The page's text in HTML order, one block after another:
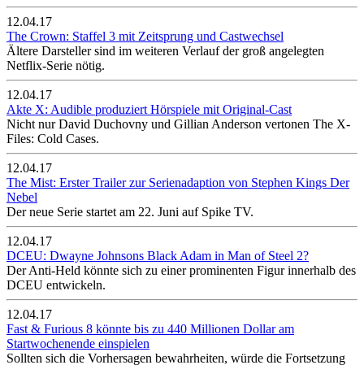
12.04.17
The Crown: Staffel 3 mit Zeitsprung und Castwechsel
Ältere Darsteller sind im weiteren Verlauf der groß angelegten
Netflix-Serie nötig.
12.04.17
Akte X: Audible produziert Hörspiele mit Original-Cast
Nicht nur David Duchovny und Gillian Anderson vertonen The X-
Files: Cold Cases.
12.04.17
The Mist: Erster Trailer zur Serienadaption von Stephen Kings Der
Nebel
Der neue Serie startet am 22. Juni auf Spike TV.
12.04.17
DCEU: Dwayne Johnsons Black Adam in Man of Steel 2?
Der Anti-Held könnte sich zu einer prominenten Figur innerhalb des
DCEU entwickeln.
12.04.17
Fast & Furious 8 könnte bis zu 440 Millionen Dollar am
Startwochenende einspielen
Sollten sich die Vorhersagen bewahrheiten, würde die Fortsetzung